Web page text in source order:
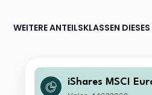
WEITERE ANTEILSKLASSEN
iShares MSCI